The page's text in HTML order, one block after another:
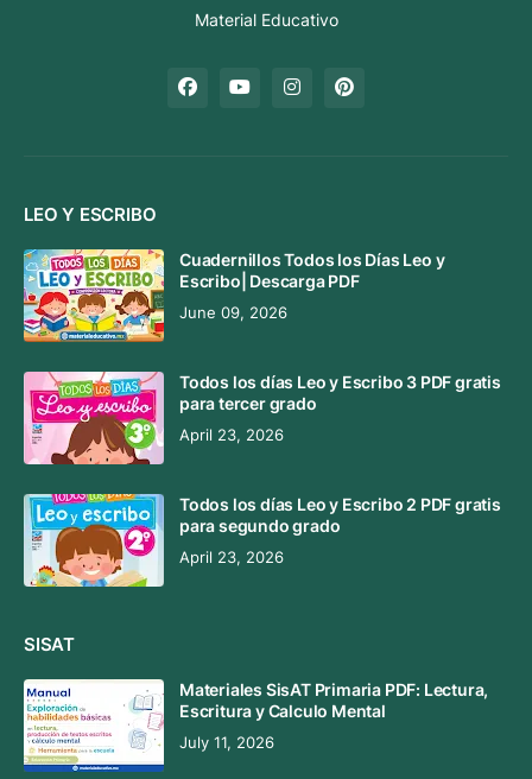
Material Educativo
LEO Y ESCRIBO
Cuadernillos Todos los Días Leo y
Escribo| Descarga PDF
June 09, 2026
Todos los días Leo y Escribo 3 PDF gratis
para tercer grado
April 23, 2026
Todos los días Leo y Escribo 2 PDF gratis
para segundo grado
April 23, 2026
SISAT
Materiales SisAT Primaria PDF: Lectura,
Escritura y Calculo Mental
July 11, 2026